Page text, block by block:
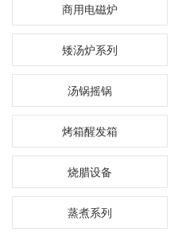
商用电磁炉
矮汤炉系列
汤锅摇锅
烤箱醒发箱
烧腊设备
蒸煮系列